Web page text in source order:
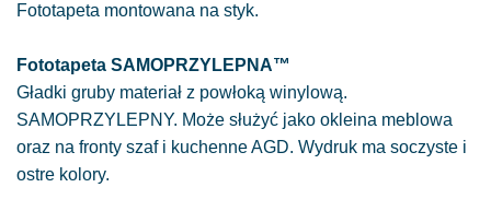
Fototapeta montowana na styk.
Fototapeta SAMOPRZYLEPNA™
Gładki gruby materiał z powłoką winylową.
SAMOPRZYLEPNY. Może służyć jako okleina meblowa
oraz na fronty szaf i kuchenne AGD. Wydruk ma soczyste i
ostre kolory.